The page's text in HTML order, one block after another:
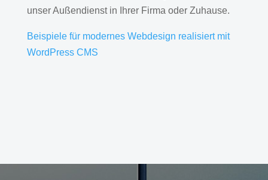
unser Außendienst in Ihrer Firma oder Zuhause.
Beispiele für modernes Webdesign realisiert mit
WordPress CMS